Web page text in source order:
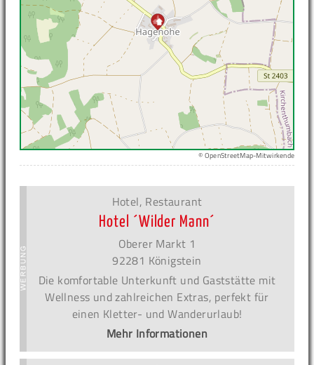
© OpenStreetMap-Mitwirkende
Hotel, Restaurant
Hotel ´Wilder Mann´
Oberer Markt 1
92281 Königstein
Die komfortable Unterkunft und Gaststätte mit
Wellness und zahlreichen Extras, perfekt für
einen Kletter- und Wanderurlaub!
Mehr Informationen